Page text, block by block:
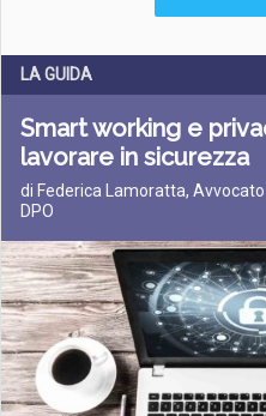
LA GUIDA
Smart working e
lavorare in sicurezza
di Federica Lamoratta,
DPO